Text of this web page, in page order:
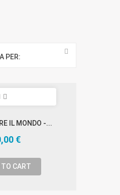
PER:
IL MONDO -...
€
TO CART